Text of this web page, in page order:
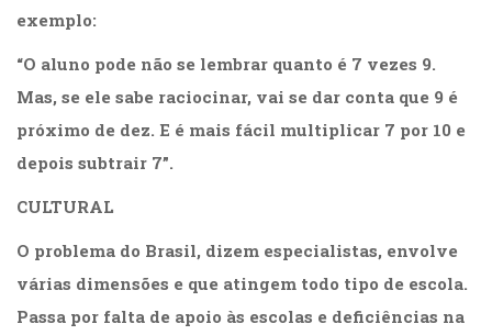
Filosofia
(63)
Saúde
Sem
categoria
(0)
(22)
africanos
(30)
Ocupacional
exemplo:
“O aluno pode não se lembrar quanto é 7 vezes 9.
Mas, se ele sabe raciocinar, vai se dar conta que 9 é
próximo de dez. E é mais fácil multiplicar 7 por 10 e
depois subtrair 7”.
CULTURAL
O problema do Brasil, dizem especialistas, envolve
várias dimensões e que atingem todo tipo de escola.
Passa por falta de apoio às escolas e deficiências na